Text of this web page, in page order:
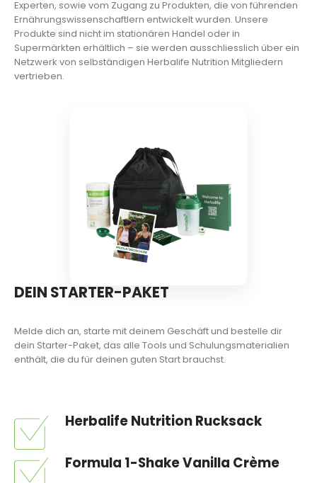
Experten, sowie vom Zugang zu Produkten, die von führenden
Ernährungswissenschaftlern entwickelt wurden. Unsere
Produkte sind nicht im stationären Handel oder in
Supermärkten erhältlich – sie werden ausschliesslich über ein
Netzwerk von selbständigen Herbalife Nutrition Mitgliedern
vertrieben.
DEIN STARTER-PAKET
Melde dich an, starte mit deinem Geschäft und bestelle dir
dein Starter-Paket, das alle Tools und Schulungsmaterialien
enthält, die du für deinen guten Start brauchst.
Herbalife Nutrition Rucksack
Formula 1-Shake Vanilla Crème